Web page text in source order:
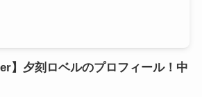
】夕刻ロベルのプロフィール！中